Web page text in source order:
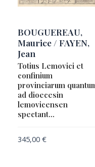
BOUGUEREAU,
Maurice / FAYEN,
Jean
Totius Lemovici et
confinium
provinciarum
ad dioecesin
lemovicensen
spectant…
345,00 €